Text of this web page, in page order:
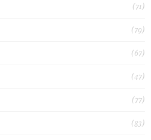
(71)
(79)
(67)
(47)
(77)
(83)